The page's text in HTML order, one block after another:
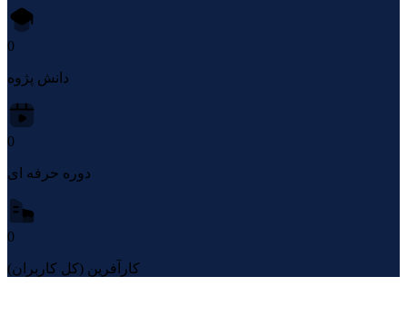
0
دانش پژوه
0
دوره حرفه ای
0
کارآفرین (کل کاربران)